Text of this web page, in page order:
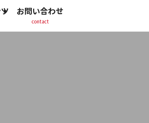
お問い合わせ
contact